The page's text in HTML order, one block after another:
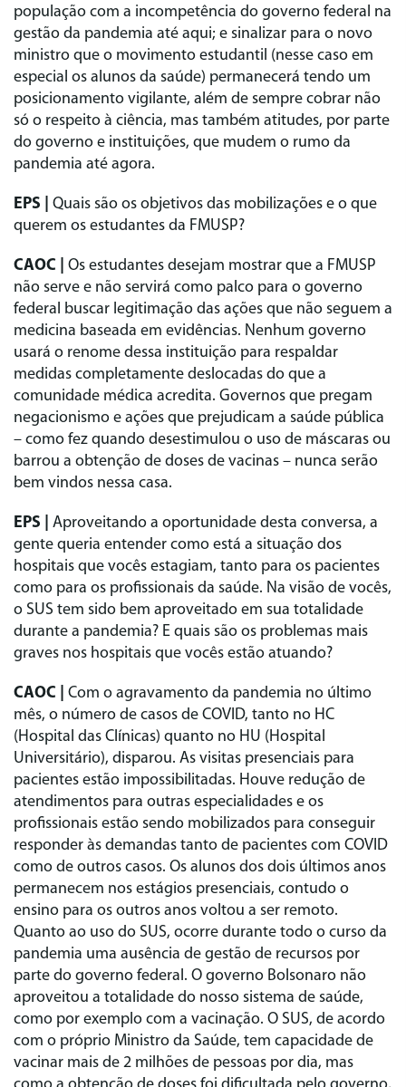
população com a incompetência do governo federal na
gestão da pandemia até aqui; e sinalizar para o novo
ministro que o movimento estudantil (nesse caso em
especial os alunos da saúde) permanecerá tendo um
posicionamento vigilante, além de sempre cobrar não
só o respeito à ciência, mas também atitudes, por parte
do governo e instituições, que mudem o rumo da
pandemia até agora.
EPS | Quais são os objetivos das mobilizações e o que
querem os estudantes da FMUSP?
CAOC | Os estudantes desejam mostrar que a FMUSP
não serve e não servirá como palco para o governo
federal buscar legitimação das ações que não seguem a
medicina baseada em evidências. Nenhum governo
usará o renome dessa instituição para respaldar
medidas completamente deslocadas do que a
comunidade médica acredita. Governos que pregam
negacionismo e ações que prejudicam a saúde pública
– como fez quando desestimulou o uso de máscaras ou
barrou a obtenção de doses de vacinas – nunca serão
bem vindos nessa casa.
EPS | Aproveitando a oportunidade desta conversa, a
gente queria entender como está a situação dos
hospitais que vocês estagiam, tanto para os pacientes
como para os profissionais da saúde. Na visão de vocês,
o SUS tem sido bem aproveitado em sua totalidade
durante a pandemia? E quais são os problemas mais
graves nos hospitais que vocês estão atuando?
CAOC | Com o agravamento da pandemia no último
mês, o número de casos de COVID, tanto no HC
(Hospital das Clínicas) quanto no HU (Hospital
Universitário), disparou. As visitas presenciais para
pacientes estão impossibilitadas. Houve redução de
atendimentos para outras especialidades e os
profissionais estão sendo mobilizados para conseguir
responder às demandas tanto de pacientes com COVID
como de outros casos. Os alunos dos dois últimos anos
permanecem nos estágios presenciais, contudo o
ensino para os outros anos voltou a ser remoto.
Quanto ao uso do SUS, ocorre durante todo o curso da
pandemia uma ausência de gestão de recursos por
parte do governo federal. O governo Bolsonaro não
aproveitou a totalidade do nosso sistema de saúde,
como por exemplo com a vacinação. O SUS, de acordo
com o próprio Ministro da Saúde, tem capacidade de
vacinar mais de 2 milhões de pessoas por dia, mas